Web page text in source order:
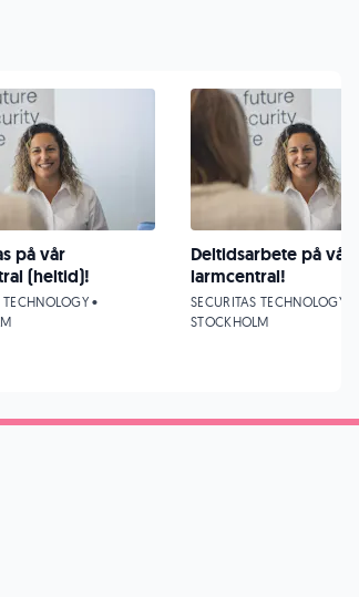
på vår
(heltid)!
TECHNOLOGY •
Deltidsarbete på vår
larmcentral!
SECURITAS TECHNOLOGY •
STOCKHOLM